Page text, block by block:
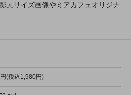
元サイズ画像やミアカフェオリジナ
(税込1,980円)